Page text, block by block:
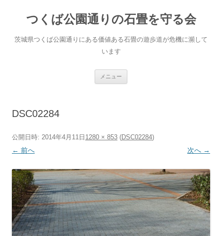
へ
ス
つくば公園通りの石畳を守る会
茨城県つくば公園通りにある価値ある石畳の遊歩道が危機に瀕して
います
メニュー
DSC02284
公開日時: 2014年4月11日 1280 × 853 (DSC02284)
← 前へ 次へ →